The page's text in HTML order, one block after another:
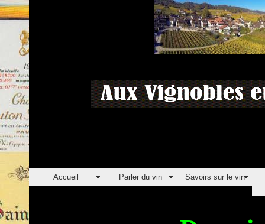
Accueil Parler du vin Savoirs sur le vin